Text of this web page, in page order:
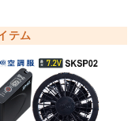
テム